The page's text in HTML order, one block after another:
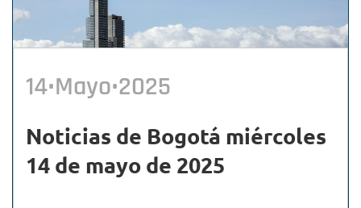
14•Mayo•2025
Noticias de Bogotá miércoles
14 de mayo de 2025